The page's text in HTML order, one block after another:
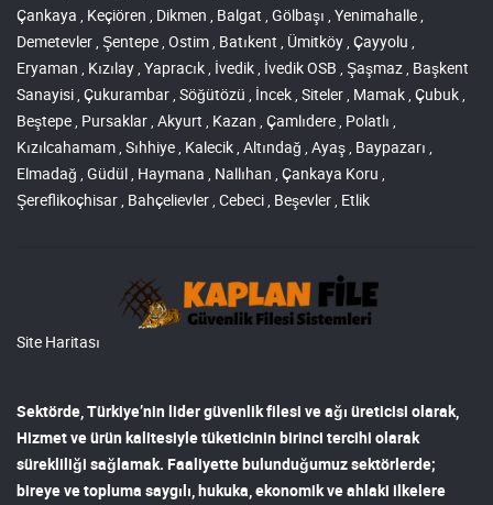
Çankaya , Keçiören , Dikmen , Balgat , Gölbaşı , Yenimahalle ,
Demetevler , Şentepe , Ostim , Batıkent , Ümitköy , Çayyolu ,
Eryaman , Kızılay , Yapracık , İvedik , İvedik OSB , Şaşmaz , Başkent
Sanayisi , Çukurambar , Söğütözü , İncek , Siteler , Mamak , Çubuk ,
Beştepe , Pursaklar , Akyurt , Kazan , Çamlıdere , Polatlı ,
Kızılcahamam , Sıhhiye , Kalecik , Altındağ , Ayaş , Baypazarı ,
Elmadağ , Güdül , Haymana , Nallıhan , Çankaya Koru ,
Şereflikoçhisar , Bahçelievler , Cebeci , Beşevler , Etlik
Site Haritası
Sektörde, Türkiye’nin lidergüvenlik filesi ve ağı üreticisi olarak,
Hizmet ve ürün kalitesiyle tüketicinin birinci tercihi olarak
sürekliliği sağlamak. Faaliyette bulunduğumuz sektörlerde;
bireye ve topluma saygılı, hukuka, ekonomik ve ahlaki ilkelere